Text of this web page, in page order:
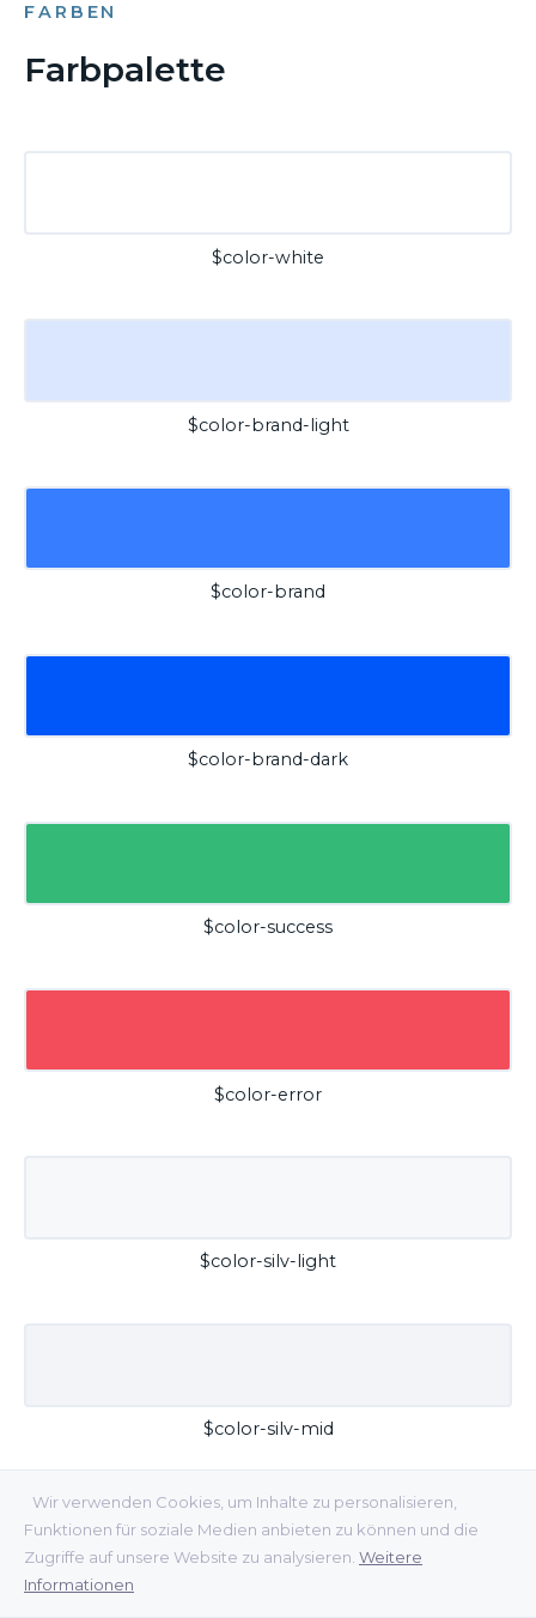
Wir verwenden Cookies, um Inhalte zu personalisieren,
Funktionen für soziale Medien anbieten zu können und die
Zugriffe auf unsere Website zu analysieren. Weitere
Informationen
FARBEN
Farbpalette
$color-white
$color-brand-light
$color-brand
$color-brand-dark
$color-success
$color-error
$color-silv-light
$color-silv-mid